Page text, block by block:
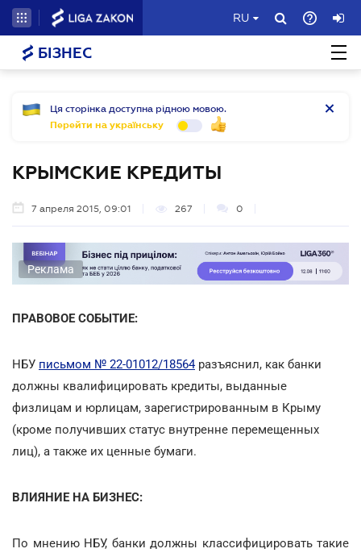
RU
БІЗНЕС
Ця сторінка доступна рідною мовою.
Перейти на українську
КРЫМСКИЕ КРЕДИТЫ
7 апреля 2015, 09:01 267 0
Реклама
ПРАВОВОЕ СОБЫТИЕ:
НБУ письмом № 22-01012/18564разъяснил, как банки
должны квалифицировать кредиты, выданные
физлицам и юрлицам, зарегистрированным в Крыму
(кроме получивших статус внутренне перемещенных
лиц), а также их ценные бумаги.
ВЛИЯНИЕ НА БИЗНЕС:
По мнению НБУ, банки должны классифицировать такие